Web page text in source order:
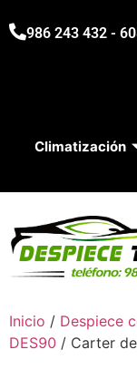
986 243 432 -
Climatización
Inicio / Despiece
DES90 / Carter